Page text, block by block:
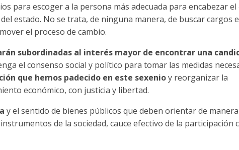
para escoger a la persona más adecuada para encabezar
estado. No se trata, de ninguna manera, de buscar cargos
el proceso de cambio.
subordinadas al interés mayor de encontrar una
el consenso social y político para tomar las medidas
que hemos padecido en este sexenioy reorganizar la
económico, con justicia y libertad.
y el sentido de bienes públicos que deben orientar de manera
de la sociedad, cauce efectivo de la participación